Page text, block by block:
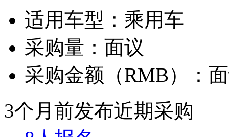
适用车型： 乘用车
采购量： 面议
采购金额（RMB）：
3个月前发布近期采购